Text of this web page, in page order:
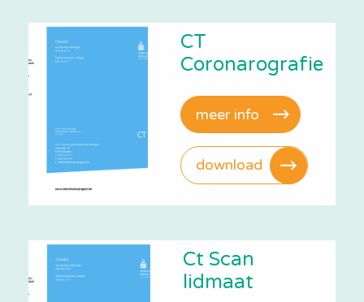
CT
Coronarografie
meer info
download
Ct Scan
lidmaat